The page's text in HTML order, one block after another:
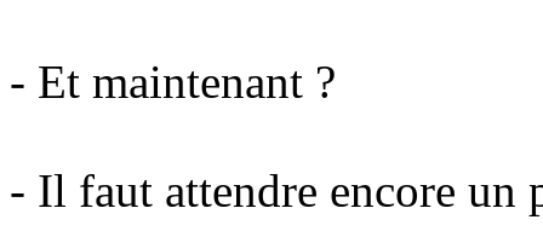
- Et maintenant ?
- Il faut attendre encore un